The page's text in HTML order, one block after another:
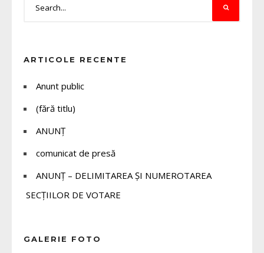
ARTICOLE RECENTE
Anunt public
(fără titlu)
ANUNȚ
comunicat de presă
ANUNȚ – DELIMITAREA ȘI NUMEROTAREA
SECȚIILOR DE VOTARE
GALERIE FOTO